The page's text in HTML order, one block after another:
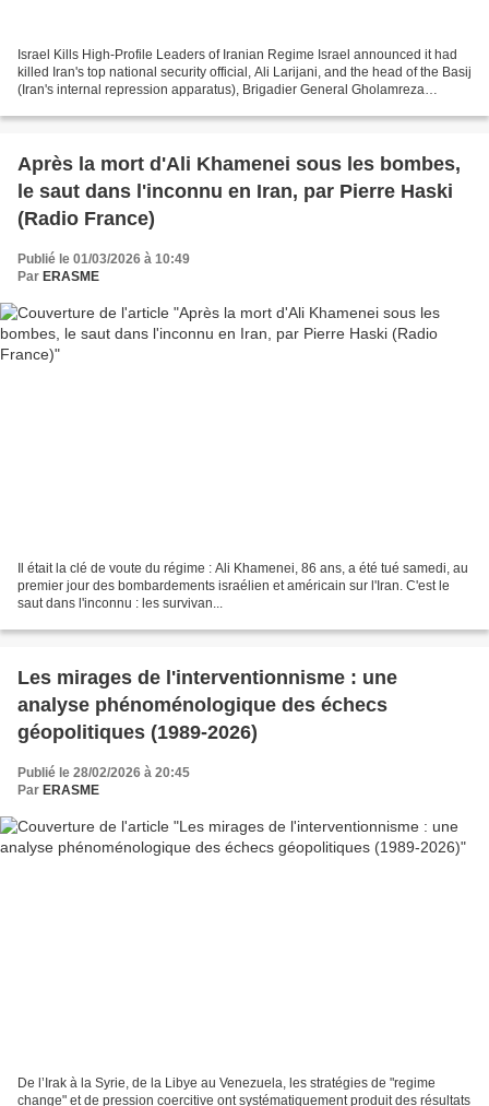
Israel Kills High-Profile Leaders of Iranian Regime Israel announced it had
killed Iran's top national security official, Ali Larijani, and the head of the Basij
(Iran's internal repression apparatus), Brigadier General Gholamreza
Après la mort d'Ali Khamenei sous les bombes,
le saut dans l'inconnu en Iran, par Pierre Haski
(Radio France)
Publié le 01/03/2026 à 10:49
Par ERASME
Il était la clé de voute du régime : Ali Khamenei, 86 ans, a été tué samedi, au
premier jour des bombardements israélien et américain sur l'Iran. C'est le
saut dans l'inconnu : les survivan...
Les mirages de l'interventionnisme : une
analyse phénoménologique des échecs
géopolitiques (1989-2026)
Publié le 28/02/2026 à 20:45
Par ERASME
De l’Irak à la Syrie, de la Libye au Venezuela, les stratégies de "regime
change" et de pression coercitive ont systématiquement produit des résultats